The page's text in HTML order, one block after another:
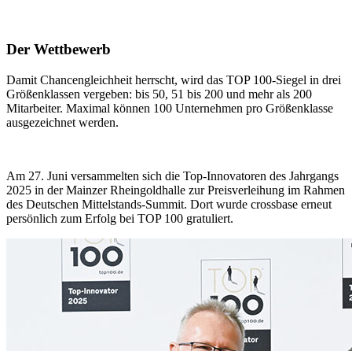
Der Wettbewerb
Damit Chancengleichheit herrscht, wird das TOP 100-Siegel in drei
Größenklassen vergeben: bis 50, 51 bis 200 und mehr als 200
Mitarbeiter. Maximal können 100 Unternehmen pro Größenklasse
ausgezeichnet werden.
Am 27. Juni versammelten sich die Top-Innovatoren des Jahrgangs
2025 in der Mainzer Rheingoldhalle zur Preisverleihung im Rahmen
des Deutschen Mittelstands-Summit. Dort wurde crossbase erneut
persönlich zum Erfolg bei TOP 100 gratuliert.